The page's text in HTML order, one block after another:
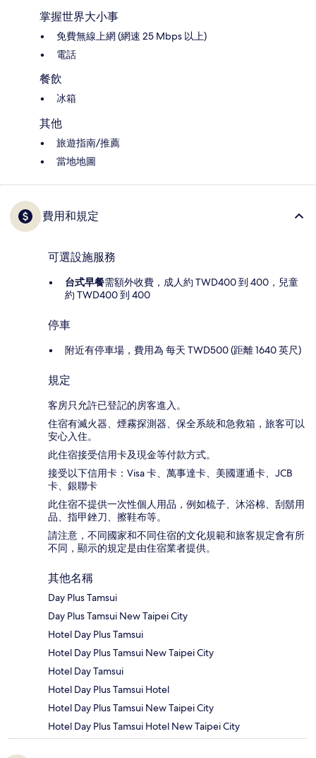
掌握世界大小事
免費無線上網 (網速 25 Mbps 以上)
電話
餐飲
冰箱
其他
旅遊指南/推薦
當地地圖
費用和規定
可選設施服務
台式早餐需額外收費，成人約 TWD400 到 400，兒童
約 TWD400 到 400
停車
附近有停車場，費用為 每天 TWD500 (距離 1640 英尺)
規定
客房只允許已登記的房客進入。
住宿有滅火器、煙霧探測器、保全系統和急救箱，旅客可以
安心入住。
此住宿接受信用卡及現金等付款方式。
接受以下信用卡：Visa 卡、萬事達卡、美國運通卡、JCB
卡、銀聯卡
此住宿不提供一次性個人用品，例如梳子、沐浴棉、刮鬍用
品、指甲銼刀、擦鞋布等。
請注意，不同國家和不同住宿的文化規範和旅客規定會有所
不同，顯示的規定是由住宿業者提供。
其他名稱
Day Plus Tamsui
Day Plus Tamsui New Taipei City
Hotel Day Plus Tamsui
Hotel Day Plus Tamsui New Taipei City
Hotel Day Tamsui
Hotel Day Plus Tamsui Hotel
Hotel Day Plus Tamsui New Taipei City
Hotel Day Plus Tamsui Hotel New Taipei City